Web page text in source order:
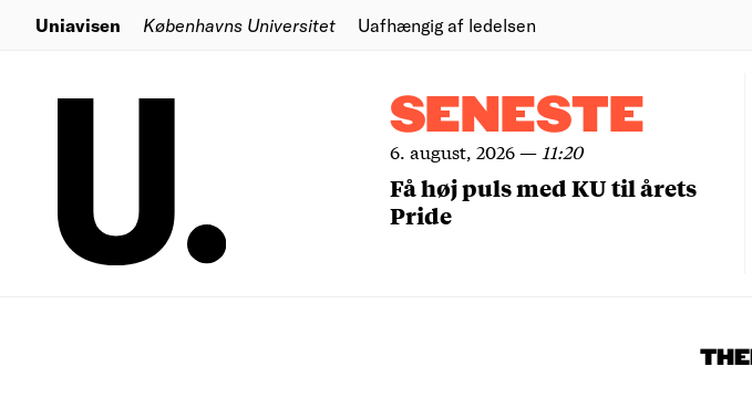
Uniavisen Københavns Universitet Uafhængig af ledelsen
SENESTE
6. august, 2026— 11:20
Få høj puls med KU til årets
Pride